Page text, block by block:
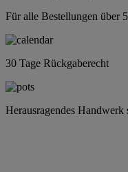
Für alle Bestellungen über
30 Tage Rückgaberecht
Herausragendes Handwerk